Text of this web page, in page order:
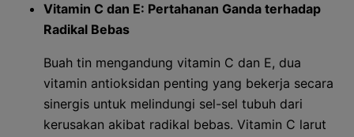
Vitamin C dan E: Pertahanan Ganda terhadap
Radikal Bebas
Buah tin mengandung vitamin C dan E, dua
vitamin antioksidan penting yang bekerja secara
sinergis untuk melindungi sel-sel tubuh dari
kerusakan akibat radikal bebas. Vitamin C larut